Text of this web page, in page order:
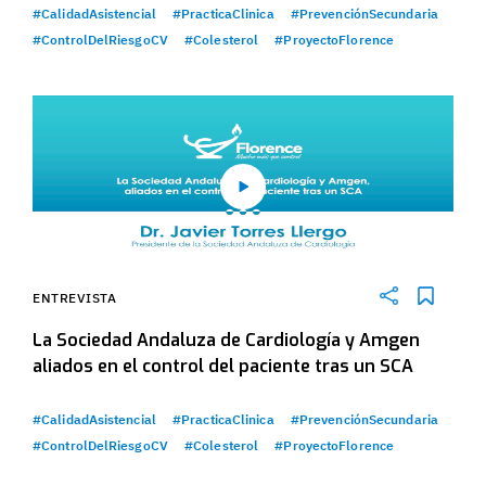
#CalidadAsistencial #PracticaClinica
#PrevenciónSecundaria
#ControlDelRiesgoCV
#Colesterol #ProyectoFlorence
ENTREVISTA
La Sociedad Andaluza de Cardiología y Amgen
aliados en el control del paciente tras un SCA
#CalidadAsistencial #PracticaClinica
#PrevenciónSecundaria
#ControlDelRiesgoCV
#Colesterol #ProyectoFlorence